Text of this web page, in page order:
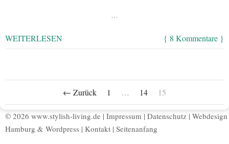
…
WEITERLESEN { 8 Kommentare }
← Zurück 1 … 14 15
© 2026 www.stylish-living.de | Impressum | Datenschutz | Webdesign
Hamburg & Wordpress | Kontakt | Seitenanfang